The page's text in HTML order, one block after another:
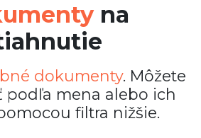
mi Prihlásiť sa
na
dokumenty. Môžete
podľa mena alebo ich
filtra nižšie.